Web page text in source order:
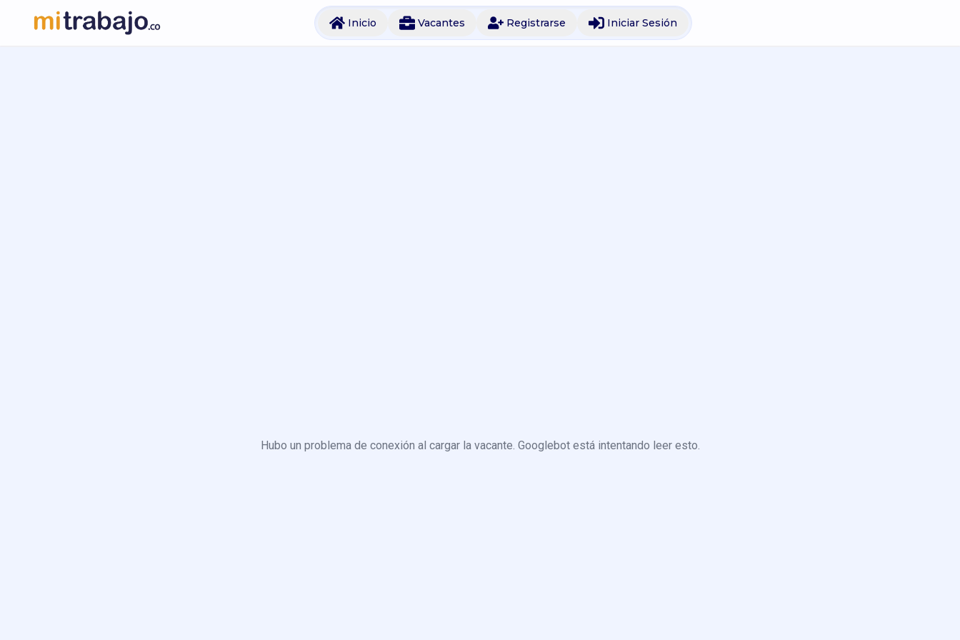
Inicio Vacantes Registrarse Iniciar Sesión
Hubo un problema de conexión al cargar la vacante. Googlebot está intentando leer esto.